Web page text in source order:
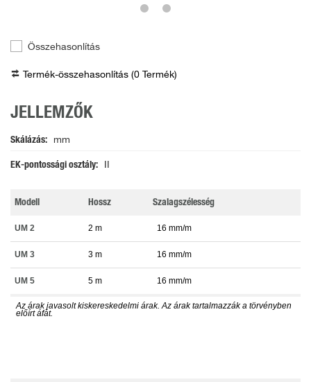
Összehasonlítás
Termék-összehasonlítás (0 Termék)
JELLEMZŐK
Skálázás mm
EK-pontossági osztály
Modell Hossz Szalagszélesség
UM 2 2 m 16 mm/m
UM 3 3 m 16 mm/m
UM 5 5 m 16 mm/m
Az árak javasolt kiskereskedelmi árak. Az árak tartalmazzák a törvényben
előírt áfát.